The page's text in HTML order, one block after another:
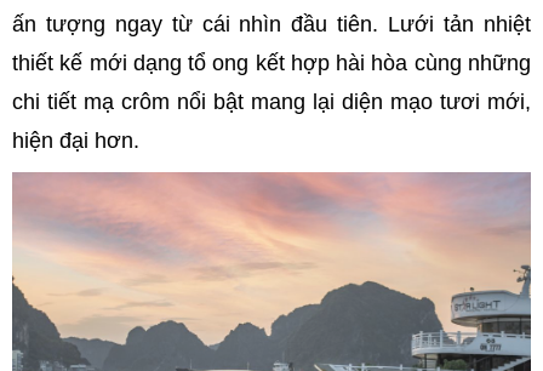
ấn tượng ngay từ cái nhìn đầu tiên. Lưới tản nhiệt
thiết kế mới dạng tổ ong kết hợp hài hòa cùng những
chi tiết mạ crôm nổi bật mang lại diện mạo tươi mới,
hiện đại hơn.